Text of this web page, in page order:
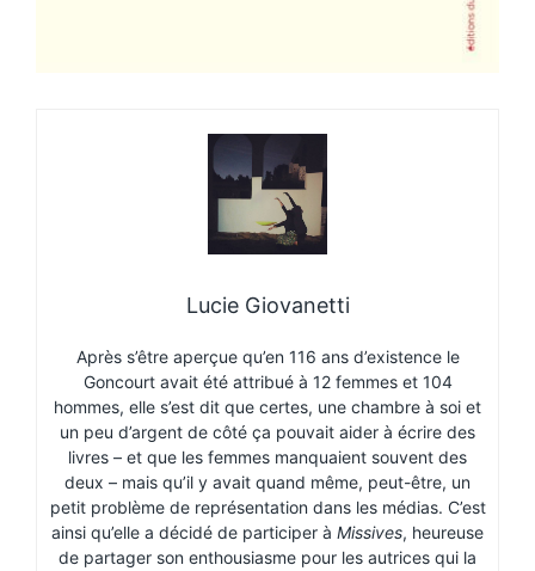
Lucie Giovanetti
Après s’être aperçue qu’en 116 ans d’existence le
Goncourt avait été attribué à 12 femmes et 104
hommes, elle s’est dit que certes, une chambre à soi et
un peu d’argent de côté ça pouvait aider à écrire des
livres – et que les femmes manquaient souvent des
deux – mais qu’il y avait quand même, peut-être, un
petit problème de représentation dans les médias. C’est
ainsi qu’elle a décidé de participer à Missives, heureuse
de partager son enthousiasme pour les autrices qui la